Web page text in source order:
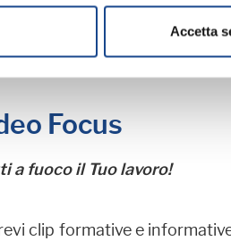
Accetta
Focus
a fuoco il Tuo lavoro!
clip formative e